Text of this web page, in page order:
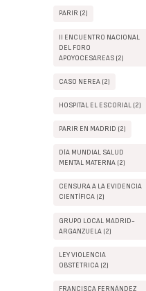
PARIR (2)
II ENCUENTRO NACIONAL
DEL FORO
APOYOCESAREAS (2)
CASO NEREA (2)
HOSPITAL EL ESCORIAL (2)
PARIR EN MADRID (2)
DÍA MUNDIAL SALUD
MENTAL MATERNA (2)
CENSURA A LA EVIDENCIA
CIENTÍFICA (2)
GRUPO LOCAL MADRID-
ARGANZUELA (2)
LEY VIOLENCIA
OBSTÉTRICA (2)
FRANCISCA FERNÁNDEZ